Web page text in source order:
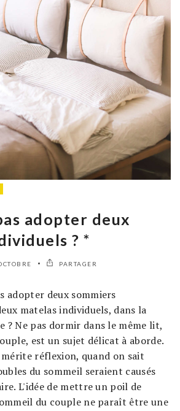
adopter deux
? *
PARTAGER
adopter deux sommiers
matelas individuels, dans la
? Ne pas dormir dans le même lit,
est un sujet délicat à aborde.
réflexion, quand on sait
du sommeil seraient causés
L'idée de mettre un poil de
du couple ne paraît être une